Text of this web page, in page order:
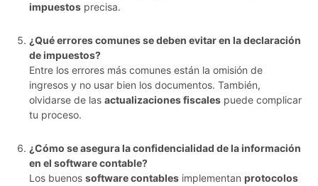
impuestos precisa.
¿Qué errores comunes se deben evitar en la declaración
de impuestos?
Entre los errores más comunes están la omisión de
ingresos y no usar bien los documentos. También,
olvidarse de las actualizaciones fiscales puede complicar
tu proceso.
¿Cómo se asegura la confidencialidad de la información
en el software contable?
Los buenos software contables implementan protocolos